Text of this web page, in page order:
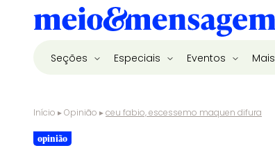
Seções Especiais Eventos Mais
Início ▸Opinião ▸ceu fabio, escessemo maquen difura
opinião